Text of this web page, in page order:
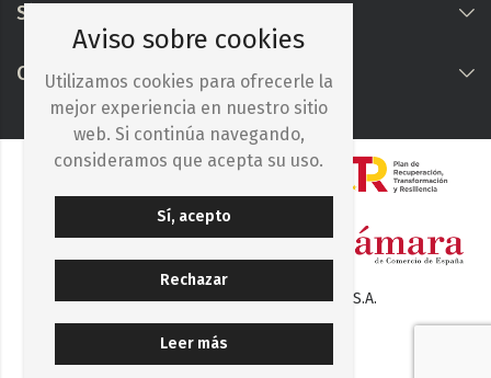
Síguenos
COLABORAMOS CON
© 2025. Iberocelulosa Madrileña, S.A.
Aviso sobre cookies
Utilizamos cookies para ofrecerle la
mejor experiencia en nuestro sitio
web. Si continúa navegando,
consideramos que acepta su uso.
Sí, acepto
Rechazar
Leer más